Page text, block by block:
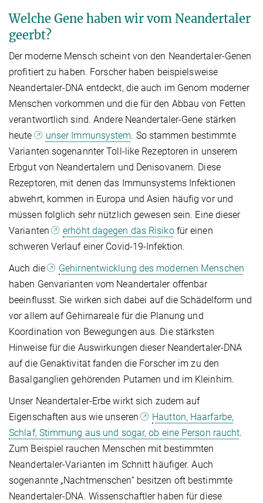
Welche Gene haben wir vom Neandertaler
geerbt?
Der moderne Mensch scheint von den Neandertaler-Genen
profitiert zu haben. Forscher haben beispielsweise
Neandertaler-DNA entdeckt, die auch im Genom moderner
Menschen vorkommen und die für den Abbau von Fetten
verantwortlich sind. Andere Neandertaler-Gene stärken
heute
unser Immunsystem. So stammen bestimmte
Varianten sogenannter Toll-like Rezeptoren in unserem
Erbgut von Neandertalern und Denisovanern. Diese
Rezeptoren, mit denen das Immunsystems Infektionen
abwehrt, kommen in Europa und Asien häufig vor und
müssen folglich sehr nützlich gewesen sein. Eine dieser
Varianten
erhöht dagegen das Risikofür einen
schweren Verlauf einer Covid-19-Infektion.
Auch die
Gehirnentwicklung des modernen Menschen
haben Genvarianten vom Neandertaler offenbar
beeinflusst. Sie wirken sich dabei auf die Schädelform und
vor allem auf Gehirnareale für die Planung und
Koordination von Bewegungen aus. Die stärksten
Hinweise für die Auswirkungen dieser Neandertaler-DNA
auf die Genaktivität fanden die Forscher im zu den
Basalganglien gehörenden Putamen und im Kleinhirn.
Unser Neandertaler-Erbe wirkt sich zudem auf
Eigenschaften aus wie unseren
Hautton, Haarfarbe,
Schlaf, Stimmung aus und sogar, ob eine Person raucht.
Zum Beispiel rauchen Menschen mit bestimmten
Neandertaler-Varianten im Schnitt häufiger. Auch
sogenannte „Nachtmenschen“ besitzen oft bestimmte
Neandertaler-DNA. Wissenschaftler haben für diese